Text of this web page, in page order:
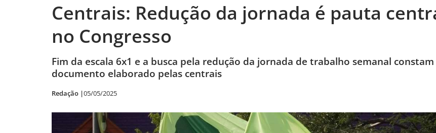
Centrais: Redução da jornada é pauta
no Congresso
Fim da escala 6x1 e a busca pela redução da jornada de trabalho semanal
documento elaborado pelas centrais
Redação |05/05/2025